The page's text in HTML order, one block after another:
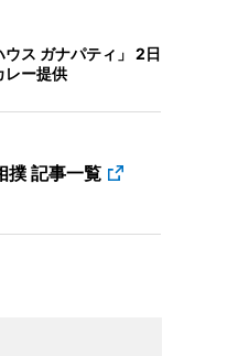
ス ガナパティ」 2日
レー提供
記事一覧